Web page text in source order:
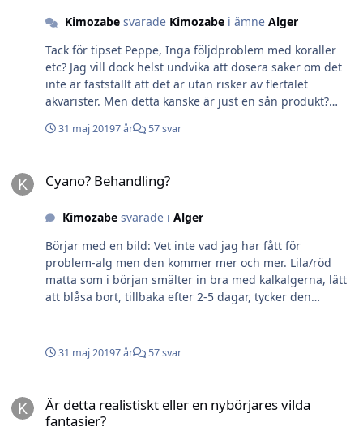
Kimozabesvarade Kimozabei ämne Alger
Tack för tipset Peppe, Inga följdproblem med koraller
etc? Jag vill dock helst undvika att dosera saker om det
inte är fastställt att det är utan risker av flertalet
akvarister. Men detta kanske är just en sån produkt?
triton test för att se om dom kan fastställa nån orsak till
31 maj 20197 år 57 svar
Cyano? Behandling?
Kimozabesvarade i Alger
Börjar med en bild: Vet inte vad jag har fått för
problem-alg men den kommer mer och mer. Lila/röd
matta som i början smälter in bra med kalkalgerna, lätt
att blåsa bort, tillbaka efter 2-5 dagar, tycker den
på revpelaren för att nu komma över allt. Även på
slutade få bruna beläggningar (kiselalger?) Bifogar även
min senaste mätning, har noterat att jag alltid får lägre
31 maj 20197 år 57 svar
Är detta realistiskt eller en nybörjares vilda
fantasier?